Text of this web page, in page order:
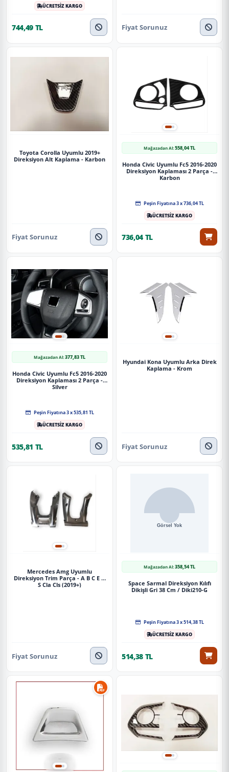
ÜCRETSİZ KARGO
744,49 TL Fiyat Sorunuz
Toyota Corolla Uyumlu 2019+
Direksiyon Alt Kaplama - Karbon
Fiyat Sorunuz
Mağazadan Al:558,04 TL
Honda Civic Uyumlu Fc5 2016-2020
Direksiyon Kaplaması 2 Parça -
Karbon
Peşin Fiyatına 3 x 736,04 TL
ÜCRETSİZ KARGO
736,04 TL
Mağazadan Al:377,83 TL
Honda Civic Uyumlu Fc5 2016-2020
Direksiyon Kaplaması 2 Parça -
Silver
Peşin Fiyatına 3 x 535,81 TL
ÜCRETSİZ KARGO
535,81 TL
Hyundai Kona Uyumlu Arka Direk
Kaplama - Krom
Fiyat Sorunuz
Mercedes Amg Uyumlu
Direksiyon Trim Parça - A B C E G
S Cla Cls (2019+)
Fiyat Sorunuz
Mağazadan Al:358,54 TL
Space Sarmal Direksiyon Kılıfı
Dikişli Gri 38 Cm / Diki210-G
Peşin Fiyatına 3 x 514,38 TL
ÜCRETSİZ KARGO
514,38 TL